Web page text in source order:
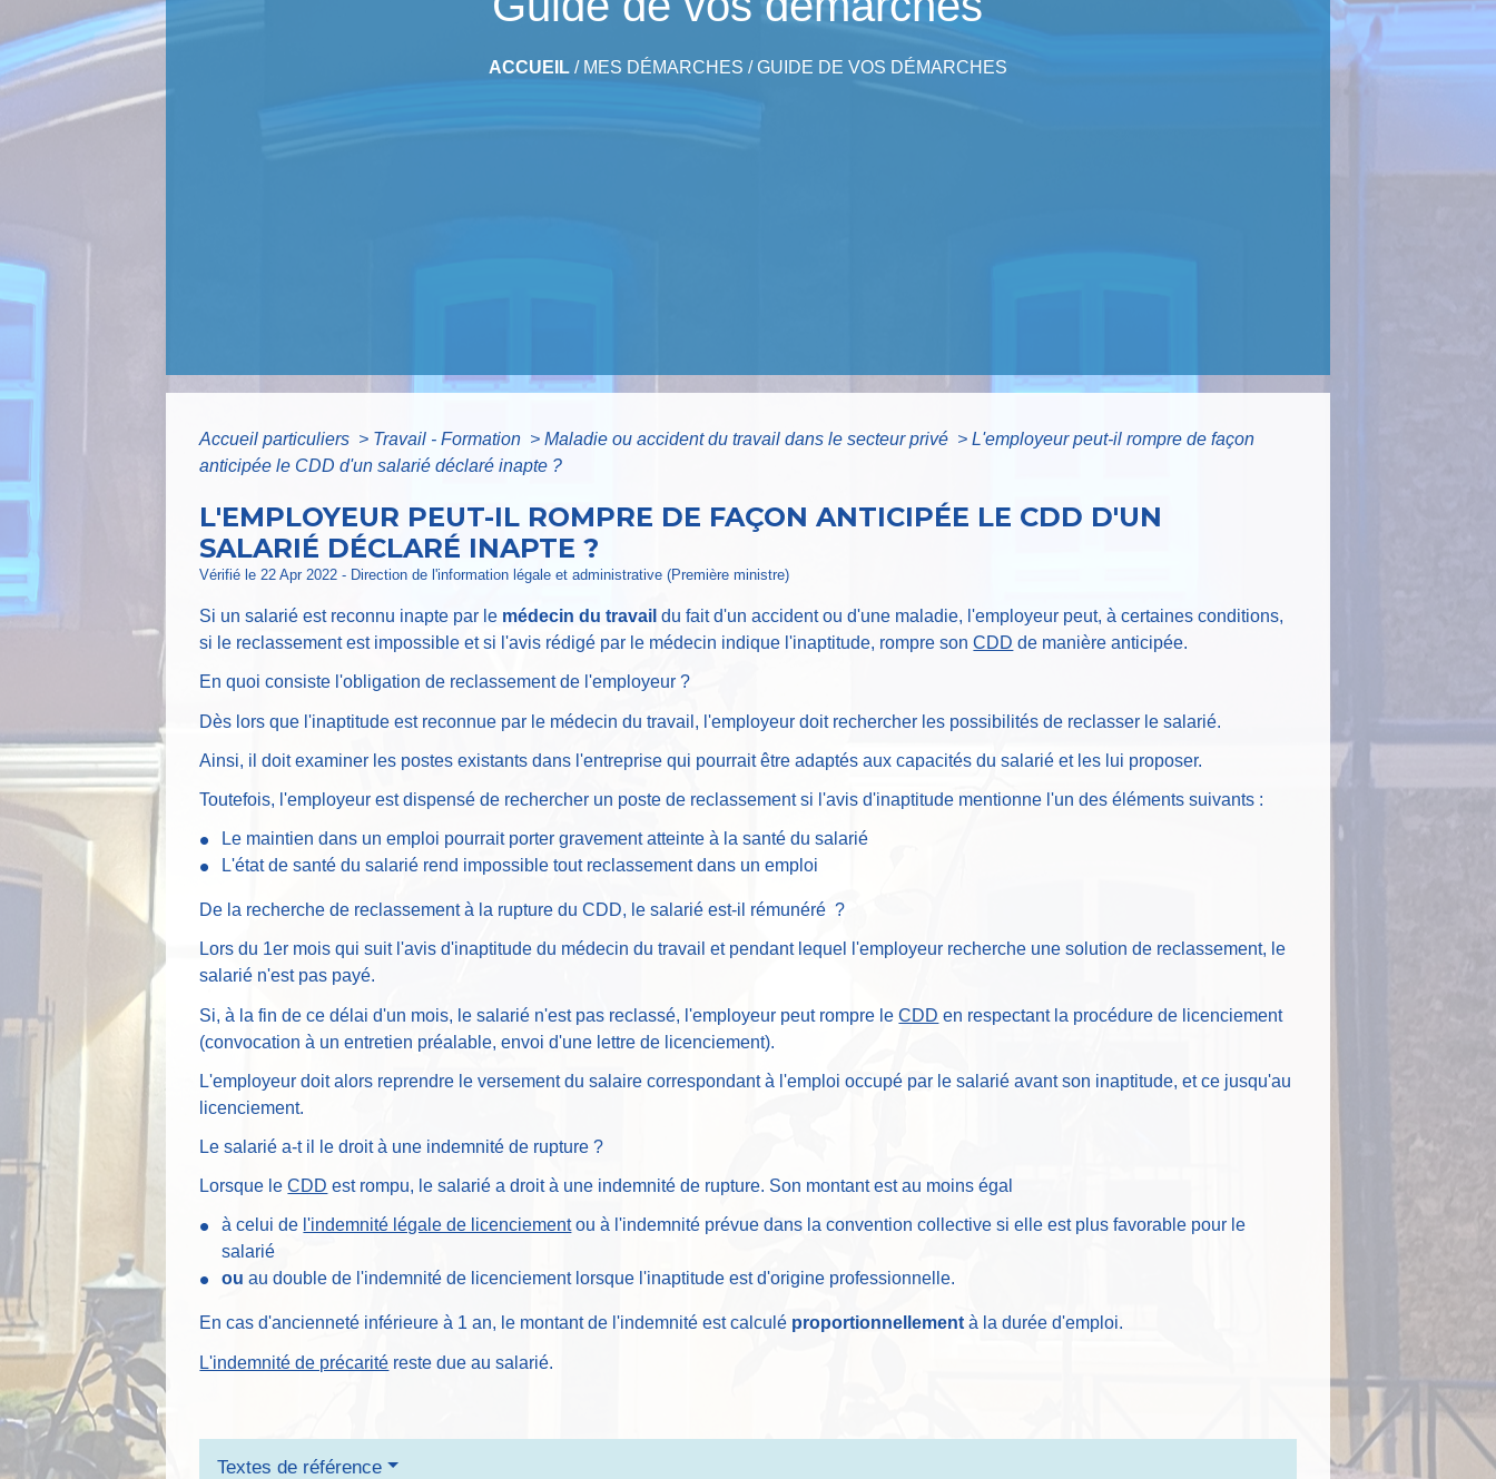
ACCUEIL / MES DÉMARCHES /GUIDE DE VOS DÉMARCHES
Accueil particuliers > Travail - Formation > Maladie ou accident du travail dans le secteur privé > L'employeur peut-il rompre de façon
anticipée le CDD d'un salarié déclaré inapte ?
L'EMPLOYEUR PEUT-IL ROMPRE DE FAÇON ANTICIPÉE LE CDD D'UN
SALARIÉ DÉCLARÉ INAPTE ?
Vérifié le 22 Apr 2022 - Direction de l'information légale et administrative (Première ministre)
Si un salarié est reconnu inapte par le médecin du travail du fait d'un accident ou d'une maladie, l'employeur peut, à certaines conditions,
si le reclassement est impossible et si l'avis rédigé par le médecin indique l'inaptitude, rompre sonCDD de manière anticipée.
En quoi consiste l'obligation de reclassement de l'employeur ?
Dès lors que l'inaptitude est reconnue par le médecin du travail, l'employeur doit rechercher les possibilités de reclasser le salarié.
Ainsi, il doit examiner les postes existants dans l'entreprise qui pourrait être adaptés aux capacités du salarié et les lui proposer.
Toutefois, l'employeur est dispensé de rechercher un poste de reclassement si l'avis d'inaptitude mentionne l'un des éléments suivants :
Le maintien dans un emploi pourrait porter gravement atteinte à la santé du salarié
L'état de santé du salarié rend impossible tout reclassement dans un emploi
De la recherche de reclassement à la rupture du CDD, le salarié est-il rémunéré ?
Lors du 1er mois qui suit l'avis d'inaptitude du médecin du travail et pendant lequel l'employeur recherche une solution de reclassement, le
salarié n'est pas payé.
Si, à la fin de ce délai d'un mois, le salarié n'est pas reclassé, l'employeur peut rompre leCDD en respectant la procédure de licenciement
(convocation à un entretien préalable, envoi d'une lettre de licenciement).
L'employeur doit alors reprendre le versement du salaire correspondant à l'emploi occupé par le salarié avant son inaptitude, et ce jusqu'au
licenciement.
Le salarié a-t il le droit à une indemnité de rupture ?
Lorsque leCDD est rompu, le salarié a droit à une indemnité de rupture. Son montant est au moins égal
à celui de l'indemnité légale de licenciementou à l'indemnité prévue dans la convention collective si elle est plus favorable pour le
salarié
ou au double de l'indemnité de licenciement lorsque l'inaptitude est d'origine professionnelle.
En cas d'ancienneté inférieure à 1 an, le montant de l'indemnité est calculé proportionnellement à la durée d'emploi.
L'indemnité de précarité reste due au salarié.
Textes de référence